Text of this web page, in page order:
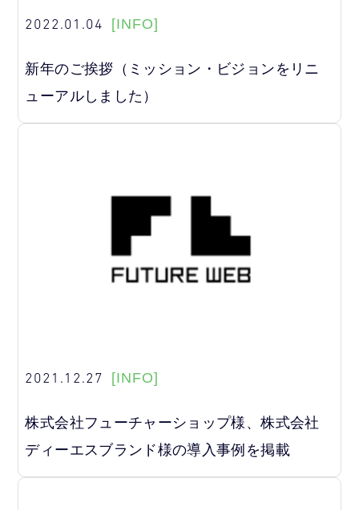
2022.01.04 [INFO]
新年のご挨拶（ミッション・ビジョンをリニ
ューアルしました）
2021.12.27 [INFO]
株式会社フューチャーショップ様、株式会社
ディーエスブランド様の導入事例を掲載